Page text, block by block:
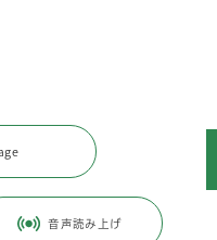
音声読み上げ
情報 公民館
年2月1日 / ページ番号：C034308